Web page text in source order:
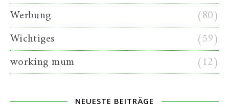
Werbung
(80)
Wichtiges
(59)
working mum
(12)
NEUESTE BEITRÄGE